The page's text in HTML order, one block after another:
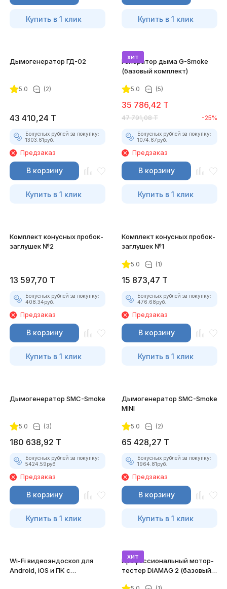
Купить в 1 клик Купить в 1 клик
Дымогенератор ГД-02
5.0 (2)
43 410,24 T
Бонусных рублей за покупку:
1303.61руб.
Предзаказ
В корзину
Купить в 1 клик
хит
Генератор дыма G-Smoke
(базовый комплект)
5.0 (5)
35 786,42 T
47 791,08 T -25%
Бонусных рублей за покупку:
1074.67руб.
Предзаказ
В корзину
Купить в 1 клик
Комплект конусных пробок-
заглушек №2
13 597,70 T
Бонусных рублей за покупку:
408.34руб.
Предзаказ
В корзину
Купить в 1 клик
Комплект конусных пробок-
заглушек №1
5.0 (1)
15 873,47 T
Бонусных рублей за покупку:
476.68руб.
Предзаказ
В корзину
Купить в 1 клик
Дымогенератор SMC-Smoke
5.0 (3)
180 638,92 T
Бонусных рублей за покупку:
5424.59руб.
Предзаказ
В корзину
Купить в 1 клик
Дымогенератор SMC-Smoke
MINI
5.0 (2)
65 428,27 T
Бонусных рублей за покупку:
1964.81руб.
Предзаказ
В корзину
Купить в 1 клик
Wi-Fi видеоэндоскоп для
Android, iOS и ПК с
хит
Профессиональный мотор-
тестер DIAMAG 2 (базовый